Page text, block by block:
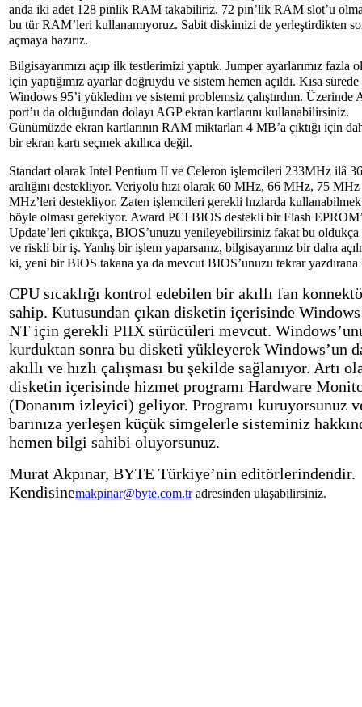
anda iki adet 128 pinlik RAM takabiliriz. 72 pin’lik RAM slot’u
bu tür RAM’leri kullanamıyoruz. Sabit diskimizi de yerleştirdikten
açmaya hazırız.
Bilgisayarımızı açıp ilk testlerimizi yaptık. Jumper ayarlarımız fazla
için yaptığımız ayarlar doğruydu ve sistem hemen açıldı. Kısa sürede
Windows 95’i yükledim ve sistemi problemsiz çalıştırdım. Üzerinde
port’u da olduğundan dolayı AGP ekran kartlarını kullanabilirsiniz.
Günümüzde ekran kartlarının RAM miktarları 4 MB’a çıktığı için
bir ekran kartı seçmek akıllıca değil.
Standart olarak Intel Pentium II ve Celeron işlemcileri 233MHz ilâ
aralığını destekliyor. Veriyolu hızı olarak 60 MHz, 66 MHz, 75
MHz’leri destekliyor. Zaten işlemcileri gerekli hızlarda
böyle olması gerekiyor. Award PCI BIOS destekli bir Flash
Update’leri çıktıkça, BIOS’unuzu yenileyebilirsiniz fakat bu
ve riskli bir iş. Yanlış bir işlem yaparsanız, bilgisayarınız bir daha
ki, yeni bir BIOS takana ya da mevcut BIOS’unuzu tekrar yazdırana
CPU sıcaklığı kontrol edebilen bir akıllı fan
sahip. Kutusundan çıkan disketin içerisinde
NT için gerekli PIIX sürücüleri mevcut.
kurduktan sonra bu disketi yükleyerek Windows’un
akıllı ve hızlı çalışması bu şekilde sağlanıyor. Artı
disketin içerisinde hizmet programı Hardware
(Donanım izleyici) geliyor. Programı kuruyorsunuz
barınıza yerleşen küçük simgelerle sisteminiz
hemen bilgi sahibi oluyorsunuz.
Murat Akpınar, BYTE Türkiye’nin editörlerindendir.
Kendisinemakpinar@byte.com.tradresinden ulaşabilirsiniz.